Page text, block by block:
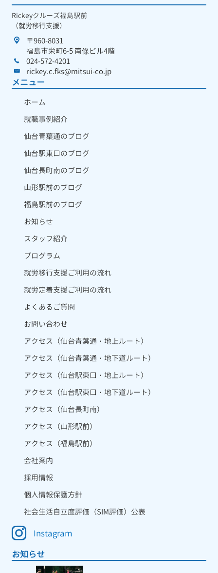
Rickeyクルーズ福島駅前
（就労移行支援）
〒960-8031
福島市栄町6-5 南條ビル4階
024-572-4201
rickey.c.fks@mitsui-co.jp
メニュー
ホーム
就職事例紹介
仙台青葉通のブログ
仙台駅東口のブログ
仙台長町南のブログ
山形駅前のブログ
福島駅前のブログ
お知らせ
スタッフ紹介
プログラム
就労移行支援ご利用の流れ
就労定着支援ご利用の流れ
よくあるご質問
お問い合わせ
アクセス（仙台青葉通・地上ルート）
アクセス（仙台青葉通・地下道ルート）
アクセス（仙台駅東口・地上ルート）
アクセス（仙台駅東口・地下道ルート）
アクセス（仙台長町南）
アクセス（山形駅前）
アクセス（福島駅前）
会社案内
採用情報
個人情報保護方針
社会生活自立度評価（SIM評価）公表
Instagram
お知らせ